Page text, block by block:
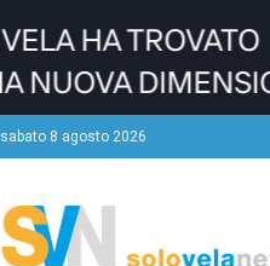
sabato 8 agosto 2026